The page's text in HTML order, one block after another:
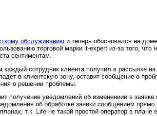
обслуживанию и теперь обосновался на
торговой марки it-expert из-за того,
сентиментам.
сотрудник клиента получил в рассылке
в клиентскую зону, оставит сообщение о
о решении проблемы.
получение уведомлений об изменениии в
об обработке заявки сообщением
т.к. Life не такой простой оператор в плане